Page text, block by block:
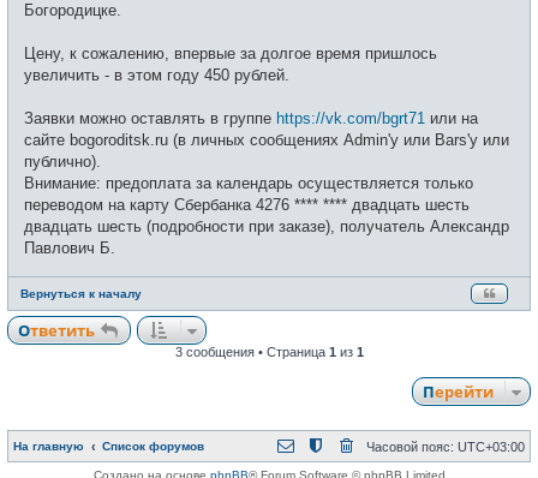
Богородицке.
Цену, к сожалению, впервые за долгое время пришлось
увеличить - в этом году 450 рублей.
Заявки можно оставлять в группе https://vk.com/bgrt71 или на
сайте bogoroditsk.ru (в личных сообщениях Admin'у или Bars'у или
публично).
Внимание: предоплата за календарь осуществляется только
переводом на карту Сбербанка 4276 **** **** двадцать шесть
двадцать шесть (подробности при заказе), получатель Александр
Павлович Б.
Вернуться к началу
Ответить
3 сообщения • Страница 1 из 1
Перейти
На главную Список форумов Часовой пояс: UTC+03:00
Создано на основе phpBB® Forum Software © phpBB Limited